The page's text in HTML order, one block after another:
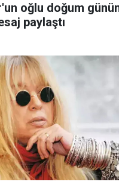
oğlu doğum
paylaştı